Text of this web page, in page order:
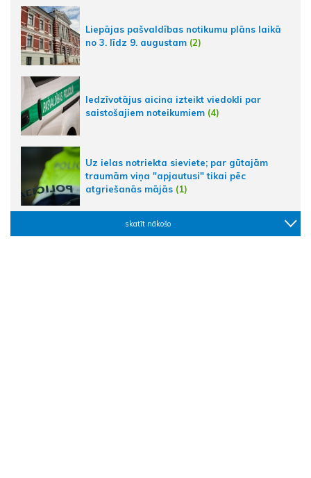
Liepājas pašvaldības notikumu plāns laikā
no 3. līdz 9. augustam (2)
Iedzīvotājus aicina izteikt viedokli par
saistošajiem noteikumiem (4)
Uz ielas notriekta sieviete; par gūtajām
traumām viņa "apjautusi" tikai pēc
atgriešanās mājās (1)
skatīt nākošo